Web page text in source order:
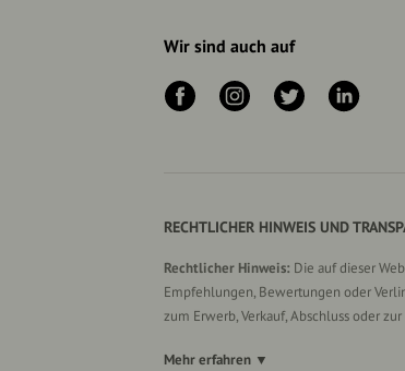
Wir sind auch auf
RECHTLICHER HINWEIS UND
Rechtlicher Hinweis: Die auf dieser
Empfehlungen, Bewertungen oder
zum Erwerb, Verkauf, Abschluss oder
Mehr erfahren ▼